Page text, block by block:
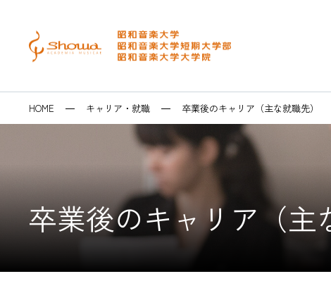
検索
昭和音楽大学を知る
音楽芸術表現学科
音楽専攻科・研究生
修士課程 音楽芸術
博士後期課程 音楽
博士学位論文
イベントカレンダー
テアトロ･ジーリ
ラ
キャリアセンター
求人システム・就
卒業生の皆様へ
HOME キャリア・就職 卒業後のキャリア（主な就職先）
卒業後のキャリア（主